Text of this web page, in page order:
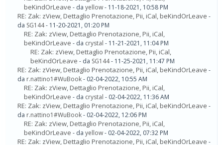
beKindOrLeave - da yellow- 11-18-2021, 10:58 PM
RE: Zak: zView, Dettaglio Prenotazione, Pii, iCal, beKindOrLeave -
da SG144- 11-20-2021, 01:20 PM
RE: Zak: zView, Dettaglio Prenotazione, Pii, iCal,
beKindOrLeave - da crystal - 11-21-2021, 11:04 PM
RE: Zak: zView, Dettaglio Prenotazione, Pii, iCal,
beKindOrLeave - da SG144- 11-25-2021, 11:47 PM
RE: Zak: zView, Dettaglio Prenotazione, Pii, iCal, beKindOrLeave -
da r.nattino1#WuBook- 02-04-2022, 10:55 AM
RE: Zak: zView, Dettaglio Prenotazione, Pii, iCal,
beKindOrLeave - da crystal - 02-04-2022, 11:36 AM
RE: Zak: zView, Dettaglio Prenotazione, Pii, iCal, beKindOrLeave -
da r.nattino1#WuBook- 02-04-2022, 12:06 PM
RE: Zak: zView, Dettaglio Prenotazione, Pii, iCal,
beKindOrLeave - da yellow- 02-04-2022, 07:32 PM
RE: Zak: zView, Dettaglio Prenotazione, Pii, iCal, beKindOrLeave -